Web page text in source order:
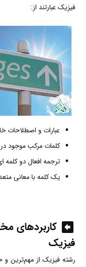
فیزیک عبارتند از:
عبارات و
کلمات مرکب موجود
ترجمه افعال دو کلمه
یک کلمه با معانی
کاربردهای
فیزیک
رشته فیزیک از مهم‌ترین